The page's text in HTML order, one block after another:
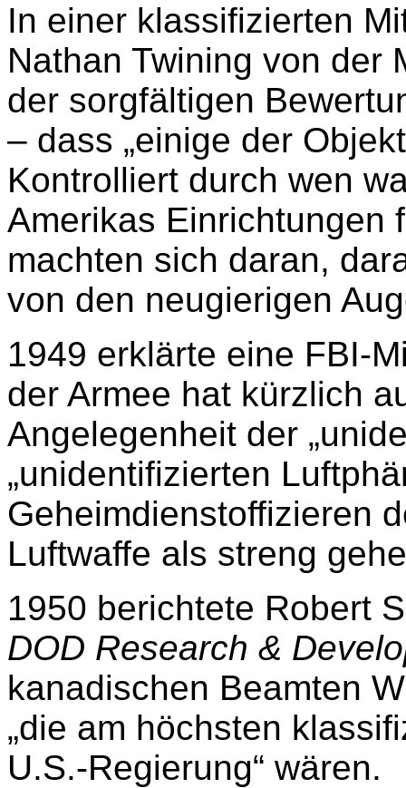
In einer klassifizierten
Nathan Twining von der
der sorgfältigen
– dass „einige der
Kontrolliert durch wen
Amerikas Einrichtungen
machten sich daran,
von den neugierigen
1949 erklärte eine FBI-
der Armee hat kürzlich
Angelegenheit der
„unidentifizierten
Geheimdienstoffizieren
Luftwaffe als streng
1950 berichtete Robert
DOD Research &
kanadischen Beamten
„die am höchsten
U.S.-Regierung“ wären.